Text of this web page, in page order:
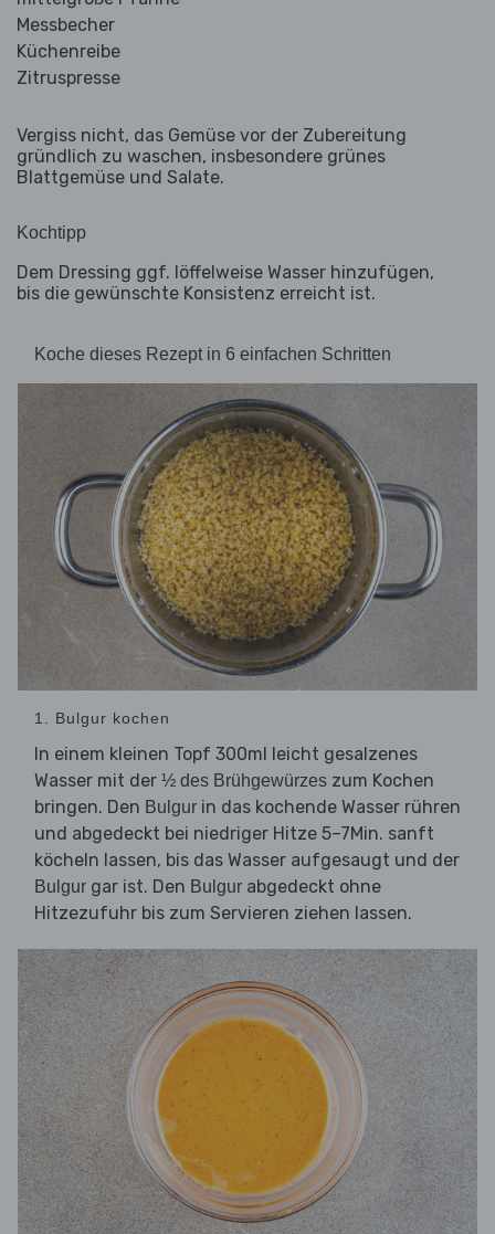
Messbecher
Küchenreibe
Zitruspresse
Vergiss nicht, das Gemüse vor der Zubereitung
gründlich zu waschen, insbesondere grünes
Blattgemüse und Salate.
Kochtipp
Dem Dressing ggf. löffelweise Wasser hinzufügen,
bis die gewünschte Konsistenz erreicht ist.
Koche dieses Rezept in 6 einfachen Schritten
1. Bulgur kochen
In einem kleinen Topf 300ml leicht gesalzenes
Wasser mit der ½ des Brühgewürzes zum Kochen
bringen. Den Bulgur in das kochende Wasser rühren
und abgedeckt bei niedriger Hitze 5–7Min. sanft
köcheln lassen, bis das Wasser aufgesaugt und der
Bulgur gar ist. Den Bulgur abgedeckt ohne
Hitzezufuhr bis zum Servieren ziehen lassen.